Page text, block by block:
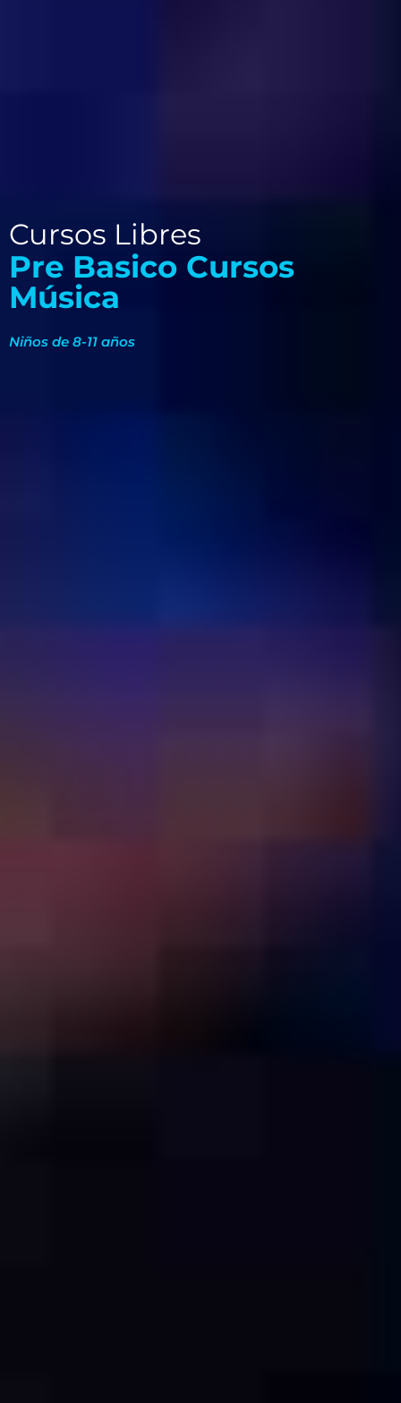
Cursos Libres
Pre Basico Cursos
Música
Niños de 8-11 años